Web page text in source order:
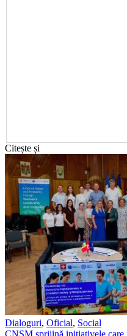
Citește și
Dialoguri, Oficial, Social
CNSM sprijină inițiativele care